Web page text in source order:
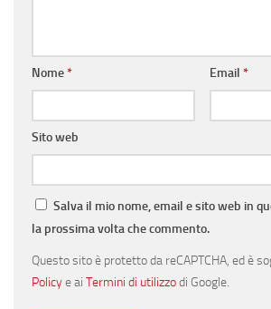
Nome* Email *
Sito web
Salva il mio nome, email e sito web in
la prossima volta che commento.
Questo sito è protetto da reCAPTCHA, ed è
Policye ai Termini di utilizzodi Google.